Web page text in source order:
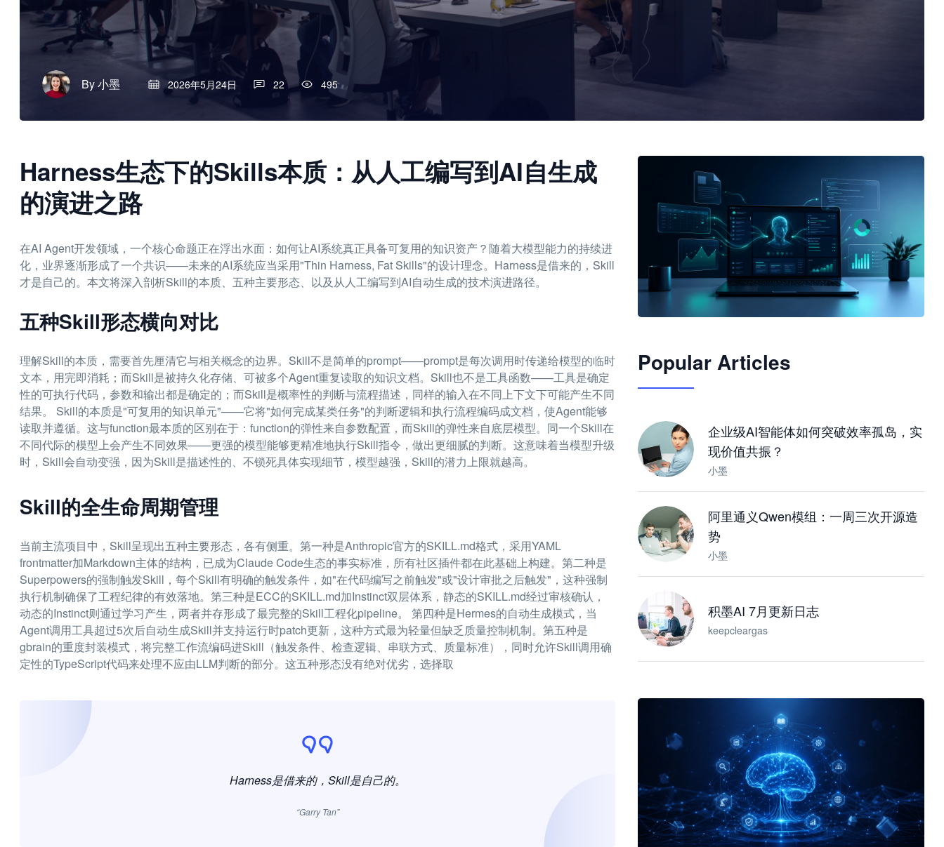
By小墨 2026年5月24日 22 495
Harness生态下的Skills本质：从人工编写到AI自生成
的演进之路
在AI Agent开发领域，一个核心命题正在浮出水面：如何让AI系统真正具备可复用的知识资产？随着大模型能力的持续进
化，业界逐渐形成了一个共识——未来的AI系统应当采用"Thin Harness, Fat Skills"的设计理念。Harness是借来的，Skill
才是自己的。本文将深入剖析Skill的本质、五种主要形态、以及从人工编写到AI自动生成的技术演进路径。
五种Skill形态横向对比
理解Skill的本质，需要首先厘清它与相关概念的边界。Skill不是简单的prompt——prompt是每次调用时传递给模型的临时
文本，用完即消耗；而Skill是被持久化存储、可被多个Agent重复读取的知识文档。Skill也不是工具函数——工具是确定
性的可执行代码，参数和输出都是确定的；而Skill是概率性的判断与流程描述，同样的输入在不同上下文下可能产生不同
结果。 Skill的本质是"可复用的知识单元"——它将"如何完成某类任务"的判断逻辑和执行流程编码成文档，使Agent能够
读取并遵循。这与function最本质的区别在于：function的弹性来自参数配置，而Skill的弹性来自底层模型。同一个Skill在
不同代际的模型上会产生不同效果——更强的模型能够更精准地执行Skill指令，做出更细腻的判断。这意味着当模型升级
时，Skill会自动变强，因为Skill是描述性的、不锁死具体实现细节，模型越强，Skill的潜力上限就越高。
Skill的全生命周期管理
当前主流项目中，Skill呈现出五种主要形态，各有侧重。第一种是Anthropic官方的SKILL.md格式，采用YAML
frontmatter加Markdown主体的结构，已成为Claude Code生态的事实标准，所有社区插件都在此基础上构建。第二种是
Superpowers的强制触发Skill，每个Skill有明确的触发条件，如"在代码编写之前触发"或"设计审批之后触发"，这种强制
执行机制确保了工程纪律的有效落地。第三种是ECC的SKILL.md加Instinct双层体系，静态的SKILL.md经过审核确认，
动态的Instinct则通过学习产生，两者并存形成了最完整的Skill工程化pipeline。 第四种是Hermes的自动生成模式，当
Agent调用工具超过5次后自动生成Skill并支持运行时patch更新，这种方式最为轻量但缺乏质量控制机制。第五种是
gbrain的重度封装模式，将完整工作流编码进Skill（触发条件、检查逻辑、串联方式、质量标准），同时允许Skill调用确
定性的TypeScript代码来处理不应由LLM判断的部分。这五种形态没有绝对优劣，选择取
Harness是借来的，Skill是自己的。
“Garry Tan”
JimoClaw 桌面 AI Agent 工作台
Popular Articles
企业级AI智能体如何突破效率孤岛，实
现价值共振？
小墨
阿里通义Qwen模组：一周三次开源造
势
小墨
积墨AI 7月更新日志
keepcleargas